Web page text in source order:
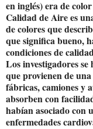
en inglés) era de
Calidad de Aire es
de colores que
que significa bueno,
condiciones de
Los investigadores
que provienen de
fábricas, camiones y
absorben con
habían asociado con
enfermedades